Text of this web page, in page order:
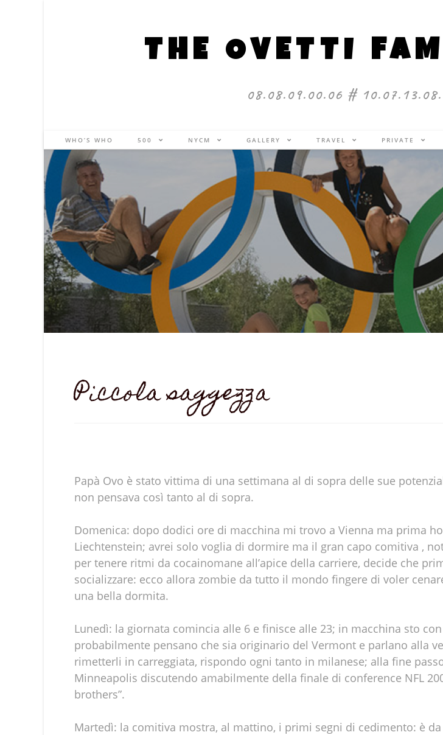
THE OVETTI
08.08.09.00.06 #
WHO’S WHO 500 NYCM GALLERY TRAVEL PRIVATE
Piccola saggezza
Papà Ovo è stato vittima di una settimana al di sopra delle sue
non pensava così tanto al di sopra.
Domenica: dopo dodici ore di macchina mi trovo a Vienna ma prima
Liechtenstein; avrei solo voglia di dormire ma il gran capo comitiva ,
per tenere ritmi da cocainomane all’apice della carriere, decide che
socializzare: ecco allora zombie da tutto il mondo fingere di voler
una bella dormita.
Lunedì: la giornata comincia alle 6 e finisce alle 23; in macchina sto
probabilmente pensano che sia originario del Vermont e parlano alla
rimetterli in carreggiata, rispondo ogni tanto in milanese; alla fine
Minneapolis discutendo amabilmente della finale di conference NFL
brothers”.
Martedì: la comitiva mostra, al mattino, i primi segni di cedimento: è